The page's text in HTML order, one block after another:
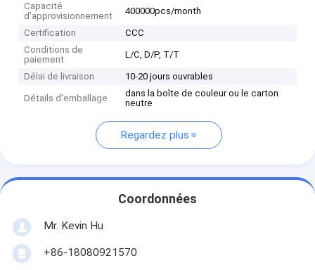
Capacité
d'approvisionnement
400000pcs/month
Certification
CCC
Conditions de
paiement
L/C, D/P, T/T
Délai de livraison 10-20 jours ouvrables
Détails d'emballage
dans la boîte de couleur ou le carton
neutre
Regardez plus
Coordonnées
Mr. Kevin Hu
+86-18080921570